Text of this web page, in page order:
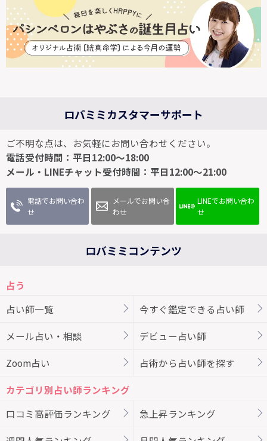
ロバミミカスタマーサポート
ご不明な点は、お気軽にお問い合わせください。
電話受付時間：平日12:00～18:00
メール・LINEチャット受付時間：平日12:00～21:00
電話でお問い合わ
せ
メールでお問い合
わせ
LINEでお問い合わ
せ
ロバミミコンテンツ
占う
占い師一覧
今すぐ鑑定できる占い師
メール占い・相談 デビュー占い師
Zoom占い 占術から占い師を探す
カテゴリ別占い師ランキング
口コミ高評価ランキング
急上昇ランキング